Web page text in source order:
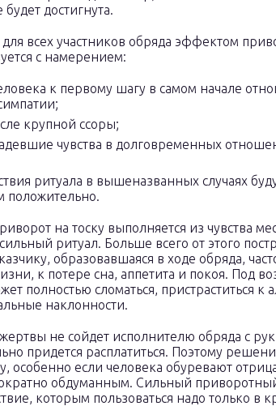
достигнута.
всех участников обряда эффектом
с намерением:
к первому шагу в самом начале
крупной ссоры;
чувства в долговременных
ритуала в вышеназванных случаях
положительно.
на тоску выполняется из чувства
ритуал. Больше всего от этого
образовавшаяся в ходе обряда,
к потере сна, аппетита и покоя. Под
полностью сломаться, пристраститься к
наклонности.
не сойдет исполнителю обряда с
придется расплатиться. Поэтому
особенно если человека обуревают
обдуманным. Сильный
которым пользоваться надо только в